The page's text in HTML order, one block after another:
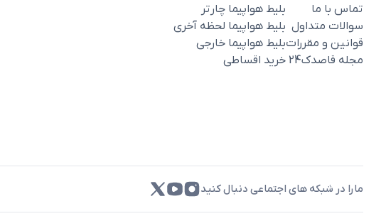
تماس با ما
سوالات متداول
قوانین و مقررات
مجله قاصدک‌24
بلیط هواپیما چارتر
بلیط هواپیما لحظه آخری
بلیط هواپیما خارجی
خرید اقساطی
مارا در شبکه های اجتماعی دنبال کنید